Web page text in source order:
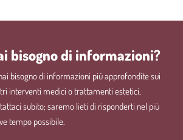
bisogno di informazioni?
bisogno di informazioni più approfondite sui
interventi medici o trattamenti estetici,
subito; saremo lieti di risponderti nel più
tempo possibile.